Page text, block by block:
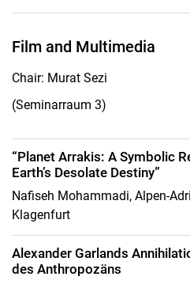
Film and Multimedia
Chair: Murat Sezi
(Seminarraum 3)
“Planet Arrakis: A Symbolic
Earth’s Desolate Destiny”
Nafiseh Mohammadi, Alpen-
Klagenfurt
Alexander Garlands
des Anthropozäns